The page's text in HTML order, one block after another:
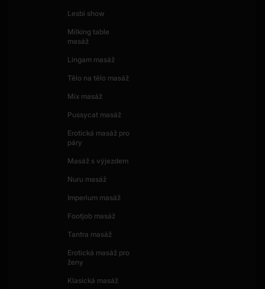
Lesbi show
Milking table
masáž
Lingam masáž
Tělo na tělo masáž
Mix masáž
Pussycat masáž
Erotická masáž pro
páry
Masáž s výjezdem
Nuru masáž
Imperium masáž
Footjob masáž
Tantra masáž
Erotická masáž pro
ženy
Klasická masáž